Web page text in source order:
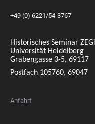
+49 (0) 6221/54-3767
Historisches Seminar
Universität Heidelberg
Grabengasse 3-5, 69117
Postfach 105760, 69047
Anfahrt